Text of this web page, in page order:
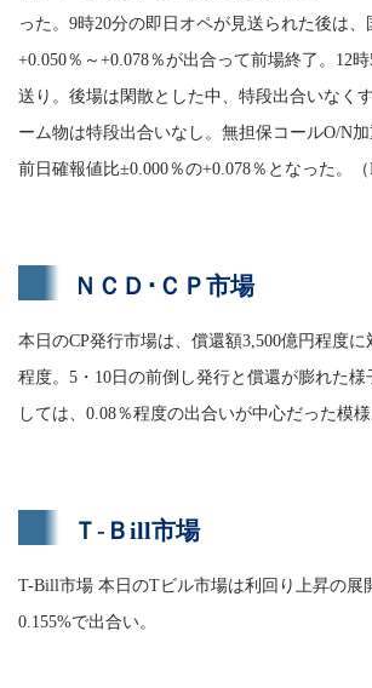
った。9時20分の即日オペが見送られた後は
+0.050％～+0.078％が出合って前場終了。12
送り。後場は閑散とした中、特段出合いなく
ーム物は特段出合いなし。無担保コールO/N
前日確報値比±0.000％の+0.078％となった。（
ＮＣＤ･ＣＰ市場
本日のCP発行市場は、償還額3,500億円程度に
程度。5・10日の前倒し発行と償還が膨れた様
しては、0.08％程度の出合いが中心だった模様
Ｔ-Ｂill市場
T-Bill市場 本日のTビル市場は利回り上昇の展
0.155%で出合い。